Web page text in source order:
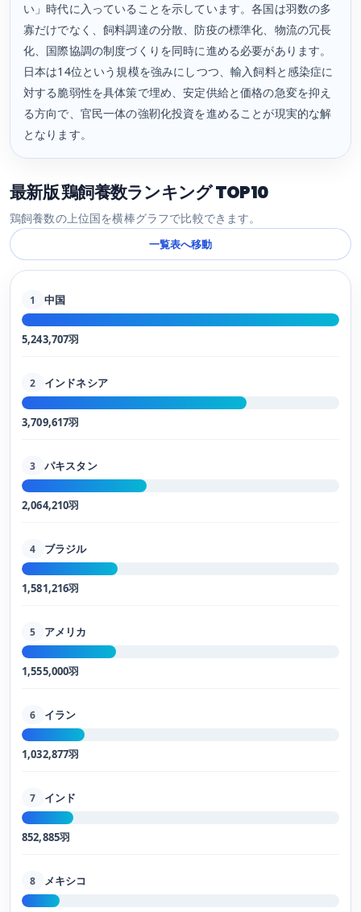
い」時代に入っていることを示しています。各国は羽数の多
寡だけでなく、飼料調達の分散、防疫の標準化、物流の冗長
化、国際協調の制度づくりを同時に進める必要があります。
日本は14位という規模を強みにしつつ、輸入飼料と感染症に
対する脆弱性を具体策で埋め、安定供給と価格の急変を抑え
る方向で、官民一体の強靭化投資を進めることが現実的な解
となります。
最新版 鶏飼養数ランキング TOP10
鶏飼養数の上位国を横棒グラフで比較できます。
一覧表へ移動
1 中国
5,243,707羽
2 インドネシア
3,709,617羽
3 パキスタン
2,064,210羽
4 ブラジル
1,581,216羽
5 アメリカ
1,555,000羽
6 イラン
1,032,877羽
7 インド
852,885羽
8 メキシコ